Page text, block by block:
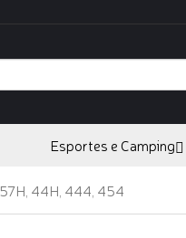
Esportes e Camping
44H, 444, 454